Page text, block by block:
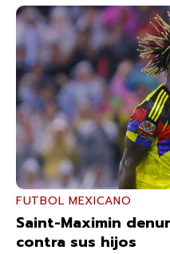
FUTBOL MEXICANO
Saint-Maximin
contra sus hijos